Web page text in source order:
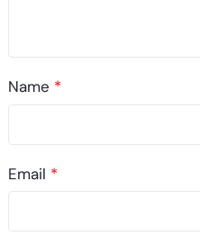
Name *
Email *